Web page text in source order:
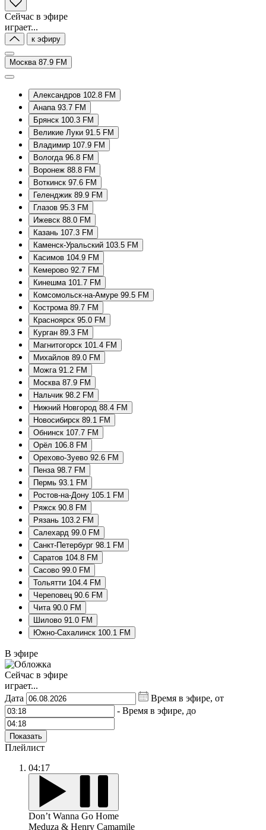
Сейчас в эфире
играет...
к эфиру
Москва 87.9 FM
Александров 102.8 FM
Анапа 93.7 FM
Брянск 100.3 FM
Великие Луки 91.5 FM
Владимир 107.9 FM
Вологда 96.8 FM
Воронеж 88.8 FM
Воткинск 97.6 FM
Геленджик 89.9 FM
Глазов 95.3 FM
Ижевск 88.0 FM
Казань 107.3 FM
Каменск-Уральский 103.5 FM
Касимов 104.9 FM
Кемерово 92.7 FM
Кинешма 101.7 FM
Комсомольск-на-Амуре 99.5 FM
Кострома 89.7 FM
Красноярск 95.0 FM
Курган 89.3 FM
Магнитогорск 101.4 FM
Михайлов 89.0 FM
Можга 91.2 FM
Москва 87.9 FM
Нальчик 98.2 FM
Нижний Новгород 88.4 FM
Новосибирск 89.1 FM
Обнинск 107.7 FM
Орёл 106.8 FM
Орехово-Зуево 92.6 FM
Пенза 98.7 FM
Пермь 93.1 FM
Ростов-на-Дону 105.1 FM
Ряжск 90.8 FM
Рязань 103.2 FM
Салехард 99.0 FM
Санкт-Петербург 98.1 FM
Саратов 104.8 FM
Сасово 99.0 FM
Тольятти 104.4 FM
Череповец 90.6 FM
Чита 90.0 FM
Шилово 91.0 FM
Южно-Сахалинск 100.1 FM
В эфире
Сейчас в эфире
играет...
Дата
Время в эфире, от
- Время в эфире, до
Показать
Плейлист
04:17
Don’t Wanna Go Home
Meduza & Henry Camamile